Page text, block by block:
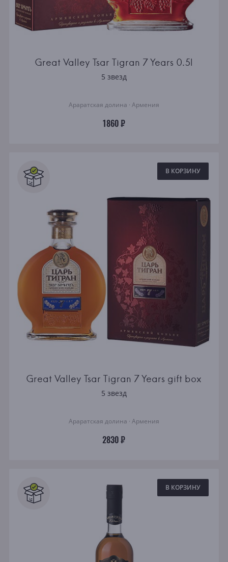
Great Valley Tsar Tigran 7 Years 0.5l
5 звезд
Араратская долина · Армения
1860 ₽
В КОРЗИНУ
Great Valley Tsar Tigran 7 Years gift box
5 звезд
Араратская долина · Армения
2830 ₽
В КОРЗИНУ